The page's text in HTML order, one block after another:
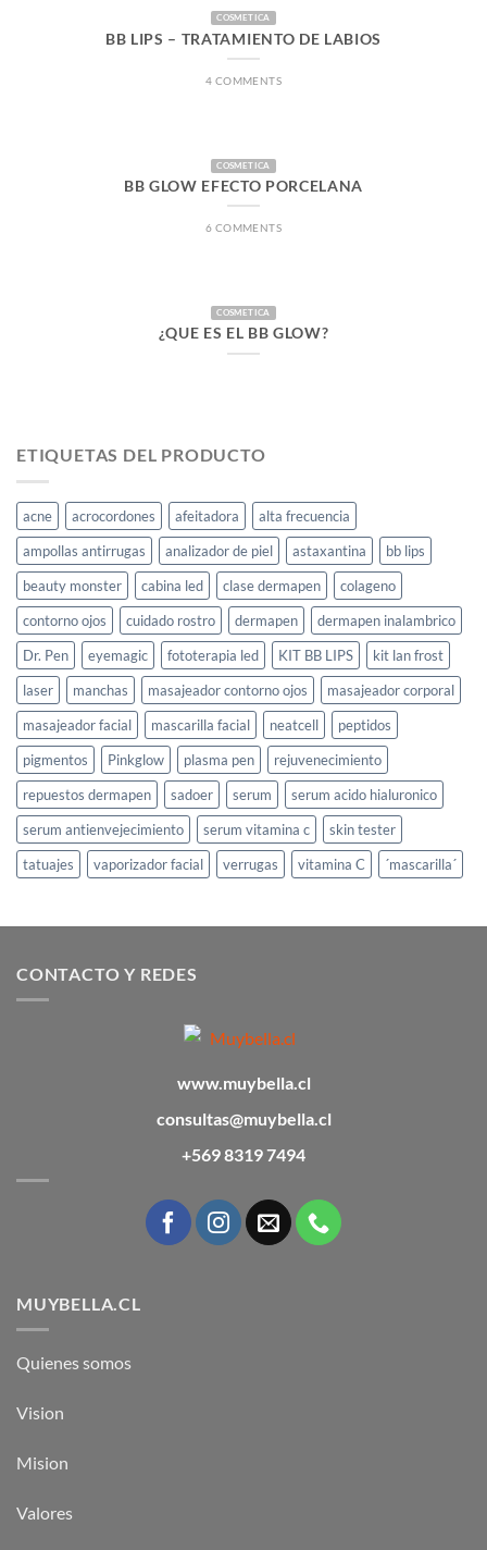
COSMETICA
BB LIPS – TRATAMIENTO DE LABIOS
4 COMMENTS
COSMETICA
BB GLOW EFECTO PORCELANA
6 COMMENTS
COSMETICA
¿QUE ES EL BB GLOW?
ETIQUETAS DEL PRODUCTO
acne acrocordones afeitadora
alta frecuencia
ampollas antirrugas
analizador de piel astaxantina
bb lips
beauty monster
cabina led clase dermapen
colageno
contorno ojos
cuidado rostro dermapen
dermapen inalambrico
Dr. Pen
eyemagic fototerapia led KIT BB LIPS
kit lan frost
laser
manchas masajeador contorno ojos
masajeador corporal
masajeador facial
mascarilla facial neatcell
peptidos
pigmentos
Pinkglow plasma pen
rejuvenecimiento
repuestos dermapen
sadoer serum
serum acido hialuronico
serum antienvejecimiento
serum vitamina c
skin tester
tatuajes
vaporizador facial verrugas vitamina C ´mascarilla´
CONTACTO Y REDES
www.muybella.cl
consultas@muybella.cl
+569 8319 7494
MUYBELLA.CL
Quienes somos
Vision
Mision
Valores